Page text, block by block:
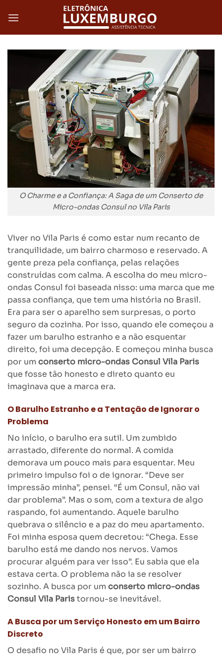
O Charme e a Confiança: A Saga de um Conserto de
Micro-ondas Consul no Vila Paris
Viver no Vila Paris é como estar num recanto de
tranquilidade, um bairro charmoso e reservado. A
gente preza pela confiança, pelas relações
construídas com calma. A escolha do meu micro-
ondas Consul foi baseada nisso: uma marca que me
passa confiança, que tem uma história no Brasil.
Era para ser o aparelho sem surpresas, o porto
seguro da cozinha. Por isso, quando ele começou a
fazer um barulho estranho e a não esquentar
direito, foi uma decepção. E começou minha busca
por umconserto micro-ondas Consul Vila Paris
que fosse tão honesto e direto quanto eu
imaginava que a marca era.
O Barulho Estranho e a Tentação de Ignorar o
Problema
No início, o barulho era sutil. Um zumbido
arrastado, diferente do normal. A comida
demorava um pouco mais para esquentar. Meu
primeiro impulso foi o de ignorar. “Deve ser
impressão minha”, pensei. “É um Consul, não vai
dar problema”. Mas o som, com a textura de algo
raspando, foi aumentando. Aquele barulho
quebrava o silêncio e a paz do meu apartamento.
Foi minha esposa quem decretou: “Chega. Esse
barulho está me dando nos nervos. Vamos
procurar alguém para ver isso”. Eu sabia que ela
estava certa. O problema não ia se resolver
sozinho. A busca por umconserto micro-ondas
Consul Vila Paristornou-se inevitável.
A Busca por um Serviço Honesto em um Bairro
Discreto
O desafio no Vila Paris é que, por ser um bairro